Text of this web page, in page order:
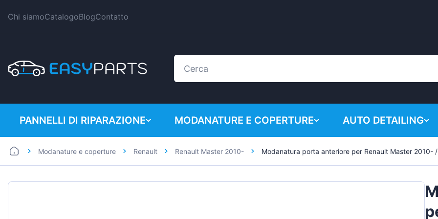
Chi siamoCatalogoBlogContatto
Il
PANNELLI DI RIPARAZIONE
Auto
MODANATURE E COPERTURE
BMW
AUTO DETAILING
Prodotti chimici
Modanature e coperture Renault Renault Master 2010- Modanatura porta anteriore per Renault Master 2010- /